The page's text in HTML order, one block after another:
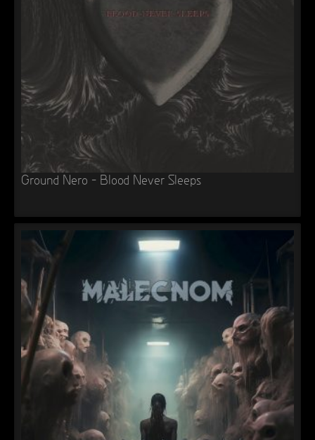
Ground Nero – Blood Never Sleeps